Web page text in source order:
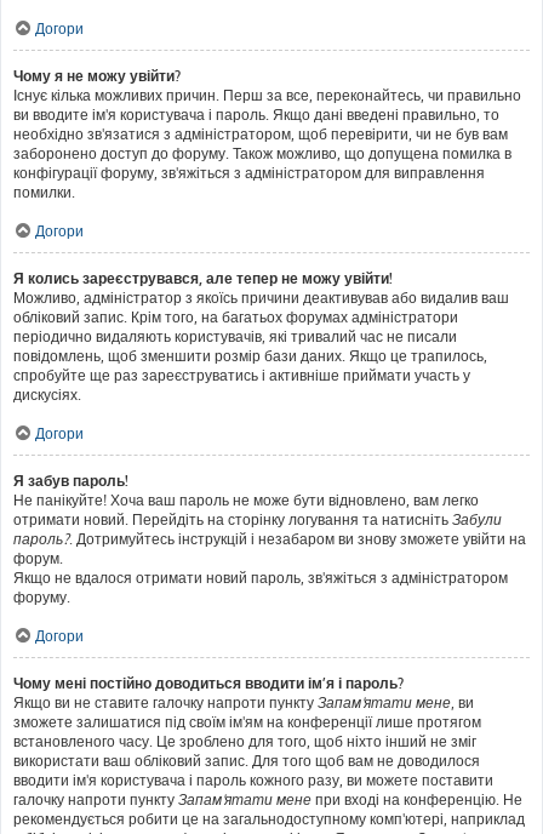
Догори
Чому я не можу увійти?
Існує кілька можливих причин. Перш за все, переконайтесь, чи правильно
ви вводите ім'я користувача і пароль. Якщо дані введені правильно, то
необхідно зв'язатися з адміністратором, щоб перевірити, чи не був вам
заборонено доступ до форуму. Також можливо, що допущена помилка в
конфігурації форуму, зв'яжіться з адміністратором для виправлення
помилки.
Догори
Я колись зареєструвався, але тепер не можу увійти!
Можливо, адміністратор з якоїсь причини деактивував або видалив ваш
обліковий запис. Крім того, на багатьох форумах адміністратори
періодично видаляють користувачів, які тривалий час не писали
повідомлень, щоб зменшити розмір бази даних. Якщо це трапилось,
спробуйте ще раз зареєструватись і активніше приймати участь у
дискусіях.
Догори
Я забув пароль!
Не панікуйте! Хоча ваш пароль не може бути відновлено, вам легко
отримати новий. Перейдіть на сторінку логування та натисніть Забули
пароль?. Дотримуйтесь інструкцій і незабаром ви знову зможете увійти на
форум.
Якщо не вдалося отримати новий пароль, зв'яжіться з адміністратором
форуму.
Догори
Чому мені постійно доводиться вводити ім’я і пароль?
Якщо ви не ставите галочку напроти пункту Запам'ятати мене, ви
зможете залишатися під своїм ім'ям на конференції лише протягом
встановленого часу. Це зроблено для того, щоб ніхто інший не зміг
використати ваш обліковий запис. Для того щоб вам не доводилося
вводити ім'я користувача і пароль кожного разу, ви можете поставити
галочку напроти пункту Запам'ятати мене при вході на конференцію. Не
рекомендується робити це на загальнодоступному комп'ютері, наприклад